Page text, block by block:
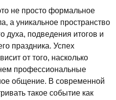
не просто формальное
а уникальное пространство
духа, подведения итогов и
праздника. Успех
от того, насколько
профессиональные
общение. В современной
такое событие как